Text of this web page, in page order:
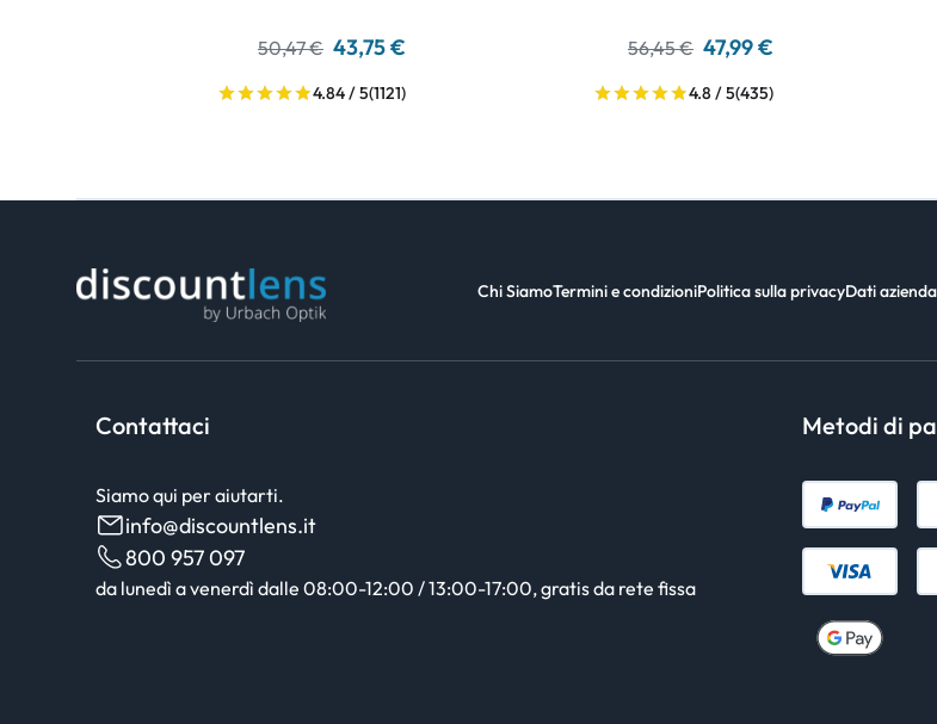
50,47 € 43,75 €
4.84 / 5(1121)
56,45 € 47,99 €
4.8 / 5(435)
Chi SiamoTermini e condizioniPolitica sulla privacyDati
Contattaci
Siamo qui per aiutarti.
info@discountlens.it
800 957 097
da lunedì a venerdì dalle 08:00-12:00 / 13:00-17:00, gratis da rete fissa
Metodi di